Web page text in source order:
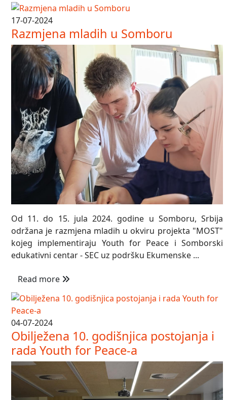
17-07-2024
Razmjena mladih u Somboru
Od 11. do 15. jula 2024. godine u Somboru, Srbija
održana je razmjena mladih u okviru projekta "MOST"
kojeg implementiraju Youth for Peace i Somborski
edukativni centar - SEC uz podršku Ekumenske ...
Read more
04-07-2024
Obilježena 10. godišnjica postojanja i
rada Youth for Peace-a